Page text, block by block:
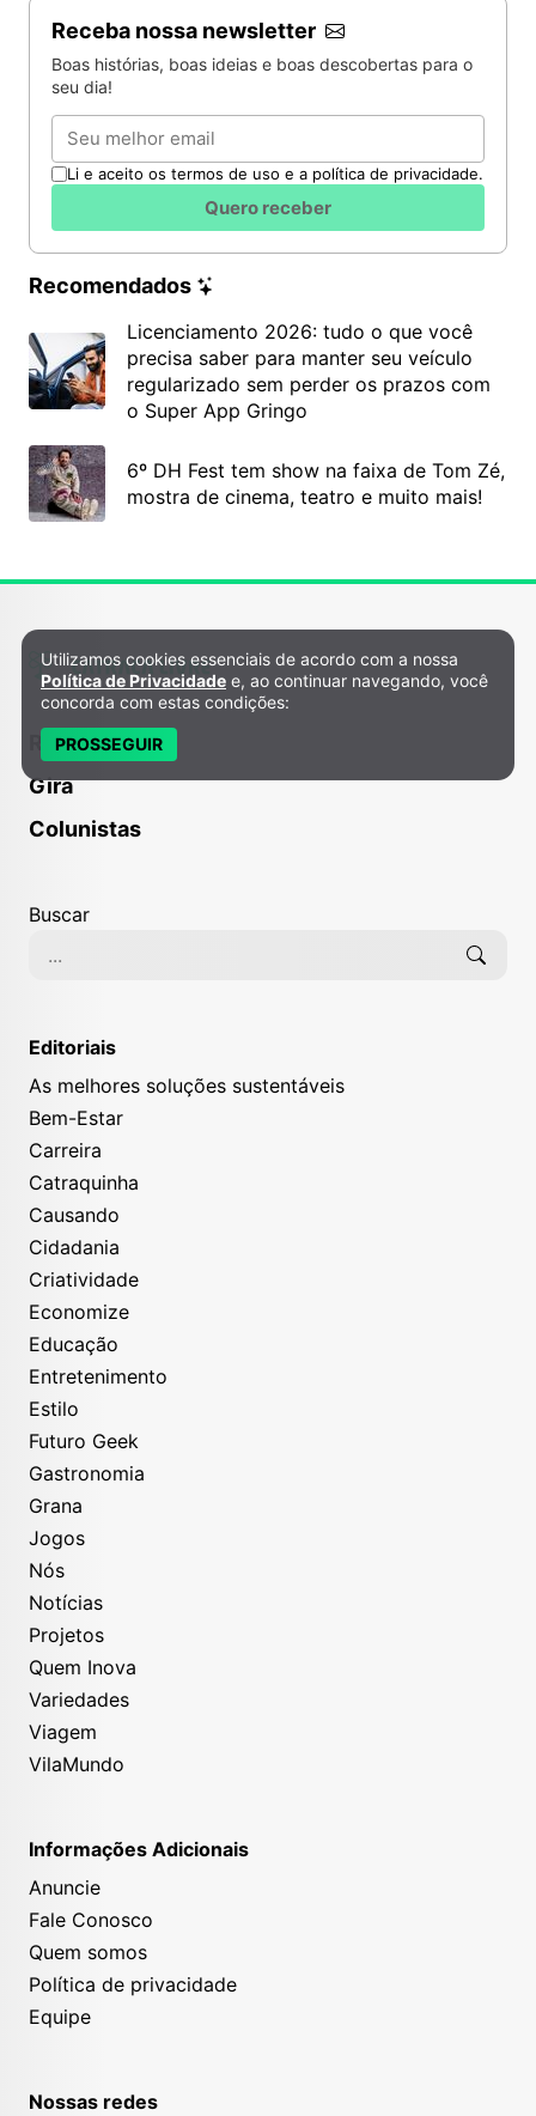
Receba nossa newsletter
Boas histórias, boas ideias e boas descobertas para o
seu dia!
Email
Li e aceito os termos de uso e a política de privacidade.
Quero receber
Recomendados
Licenciamento 2026: tudo o que você
precisa saber para manter seu veículo
regularizado sem perder os prazos com
o Super App Gringo
6º DH Fest tem show na faixa de Tom Zé,
mostra de cinema, teatro e muito mais!
Receitas
Gira
Colunistas
Buscar
Editoriais
As melhores soluções sustentáveis
Bem-Estar
Carreira
Catraquinha
Causando
Cidadania
Criatividade
Economize
Educação
Entretenimento
Estilo
Futuro Geek
Gastronomia
Grana
Jogos
Nós
Notícias
Projetos
Quem Inova
Variedades
Viagem
VilaMundo
Informações Adicionais
Anuncie
Fale Conosco
Quem somos
Política de privacidade
Equipe
Nossas redes
Política de Privacidade e Cookies
Utilizamos cookies essenciais de acordo com a nossa
Política de Privacidade e, ao continuar navegando, você
concorda com estas condições:
PROSSEGUIR